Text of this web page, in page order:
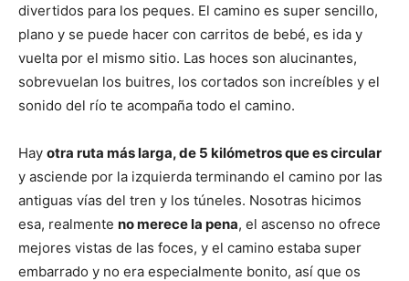
divertidos para los peques. El camino es super sencillo,
plano y se puede hacer con carritos de bebé, es ida y
vuelta por el mismo sitio. Las hoces son alucinantes,
sobrevuelan los buitres, los cortados son increíbles y el
sonido del río te acompaña todo el camino.
Hay otra ruta más larga, de 5 kilómetros que es circular
y asciende por la izquierda terminando el camino por las
antiguas vías del tren y los túneles. Nosotras hicimos
esa, realmente no merece la pena, el ascenso no ofrece
mejores vistas de las foces, y el camino estaba super
embarrado y no era especialmente bonito, así que os